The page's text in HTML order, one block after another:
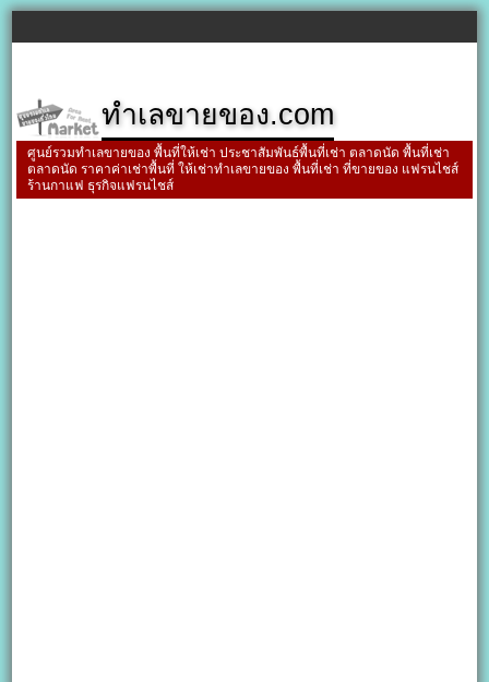
ทำเลขายของ.com
ศูนย์รวมทำเลขายของ พื้นที่ให้เช่า ประชาสัมพันธ์พื้นที่เช่า ตลาดนัด พื้นที่เช่า
ตลาดนัด ราคาค่าเช่าพื้นที่ ให้เช่าทำเลขายของ พื้นที่เช่า ที่ขายของ แฟรนไชส์
ร้านกาแฟ ธุรกิจแฟรนไชส์